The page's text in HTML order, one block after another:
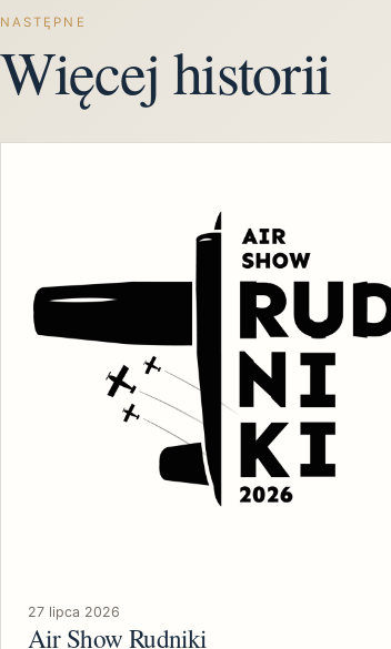
NASTĘPNE
Więcej historii
27 lipca 2026
Air Show Rudniki